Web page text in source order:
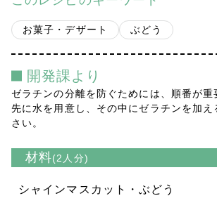
お菓子・デザート ぶどう
開発課より
ゼラチンの分離を防ぐためには、順番が重
先に水を用意し、その中にゼラチンを加え
さい。
材料(2人分)
シャインマスカット・ぶどう